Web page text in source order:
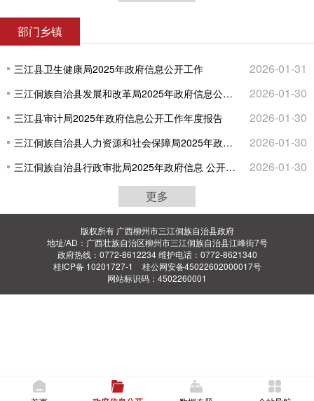
部门乡镇
三江县卫生健康局2025年政府信息公开工作 2026-01-31
三江侗族自治县发展和改革局2025年政府信息公开工作年度报告 2026-01-30
三江县审计局2025年政府信息公开工作年度报告 2026-01-30
三江侗族自治县人力资源和社会保障局2025年政府信息公开工作年度报告 2026-01-30
三江侗族自治县行政审批局2025年政府信息 公开年度报告
2026-01-30
更多
版权所有 广西柳州市三江侗族自治县政府
地址/AD：广西壮族自治区柳州市三江侗族自治县江峰街7号
政府热线：0772-8612234 维护电话：0772-8621340
桂ICP备 10201727-1
桂公网安备45022602000017号
网站标识码：4502260001